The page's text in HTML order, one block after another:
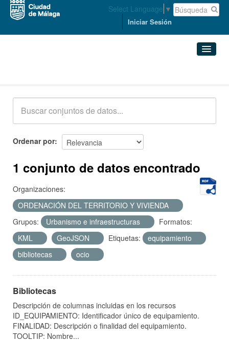
Select Language ▼
Iniciar Sesión
Acerca de
Ordenar por
1 conjunto de datos encontrado
Organizaciones:
ORDENACIÓN DEL TERRITORIO Y VIVIENDA
Grupos:
Urbanismo e infraestructuras
Formatos:
KML
GeoJSON Etiquetas:
equipamiento
bibliotecas
ocio
Bibliotecas
Descripción de columnas incluidas en los recursos
ID_EQUIPAMIENTO: Identificador único de equipamiento.
FINALIDAD: Descripción o finalidad del equipamiento.
TOOLTIP: Nombre...